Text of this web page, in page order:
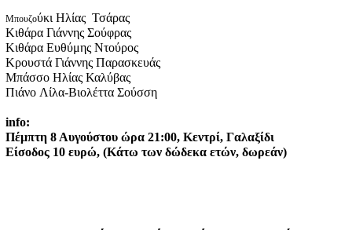
ΜπουζούκιΗλίας Τσάρας
ΚιθάραΓιάννης Σούφρας
ΚιθάραΕυθύμης Ντούρος
ΚρουστάΓιάννης Παρασκευάς
ΜπάσσοΗλίας Καλύβας
ΠιάνοΛίλα-Βιολέττα Σούσση
info:
Πέμπτη 8 Αυγούστου ώρα 21:00, Κεντρί, Γαλαξίδι
Είσοδος 10 ευρώ, (Κάτω των δώδεκα ετών, δωρεάν)